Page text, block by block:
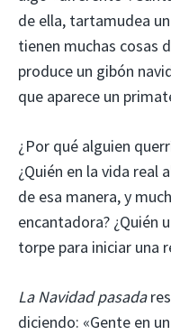
de ella, tartamudea
tienen muchas cosas
produce un gibón
que aparece un
¿Por qué alguien
¿Quién en la vida real
de esa manera, y
encantadora? ¿Quién
torpe para iniciar una
La Navidad pasada
diciendo: «Gente en